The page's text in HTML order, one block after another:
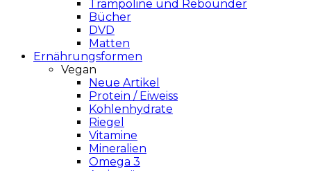
Trampoline und Rebounder
Bücher
DVD
Matten
Ernährungsformen
Vegan
Neue Artikel
Protein / Eiweiss
Kohlenhydrate
Riegel
Vitamine
Mineralien
Omega 3